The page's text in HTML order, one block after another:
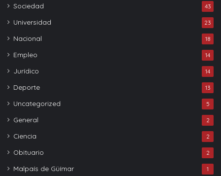
Sociedad 43
Universidad 23
Nacional 18
Empleo 14
Jurídico 14
Deporte 13
Uncategorized 5
General 2
Ciencia 2
Obituario 2
Malpaís de Güímar 1